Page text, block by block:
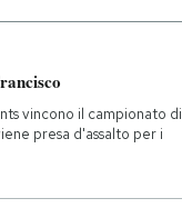
vincono il campionato di
presa d'assalto per i